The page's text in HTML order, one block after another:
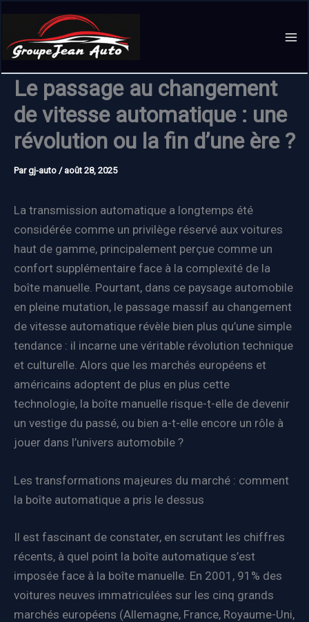
contenu
Le passage au changement
de vitesse automatique : une
révolution ou la fin d’une ère ?
Pargj-auto / août 28, 2025
La transmission automatique a longtemps été
considérée comme un privilège réservé aux voitures
haut de gamme, principalement perçue comme un
confort supplémentaire face à la complexité de la
boîte manuelle. Pourtant, dans ce paysage automobile
en pleine mutation, le passage massif au changement
de vitesse automatique révèle bien plus qu’une simple
tendance : il incarne une véritable révolution technique
et culturelle. Alors que les marchés européens et
américains adoptent de plus en plus cette
technologie, la boîte manuelle risque-t-elle de devenir
un vestige du passé, ou bien a-t-elle encore un rôle à
jouer dans l’univers automobile ?
Les transformations majeures du marché : comment
la boîte automatique a pris le dessus
Il est fascinant de constater, en scrutant les chiffres
récents, à quel point la boîte automatique s’est
imposée face à la boîte manuelle. En 2001, 91% des
voitures neuves immatriculées sur les cinq grands
marchés européens (Allemagne, France, Royaume-Uni,